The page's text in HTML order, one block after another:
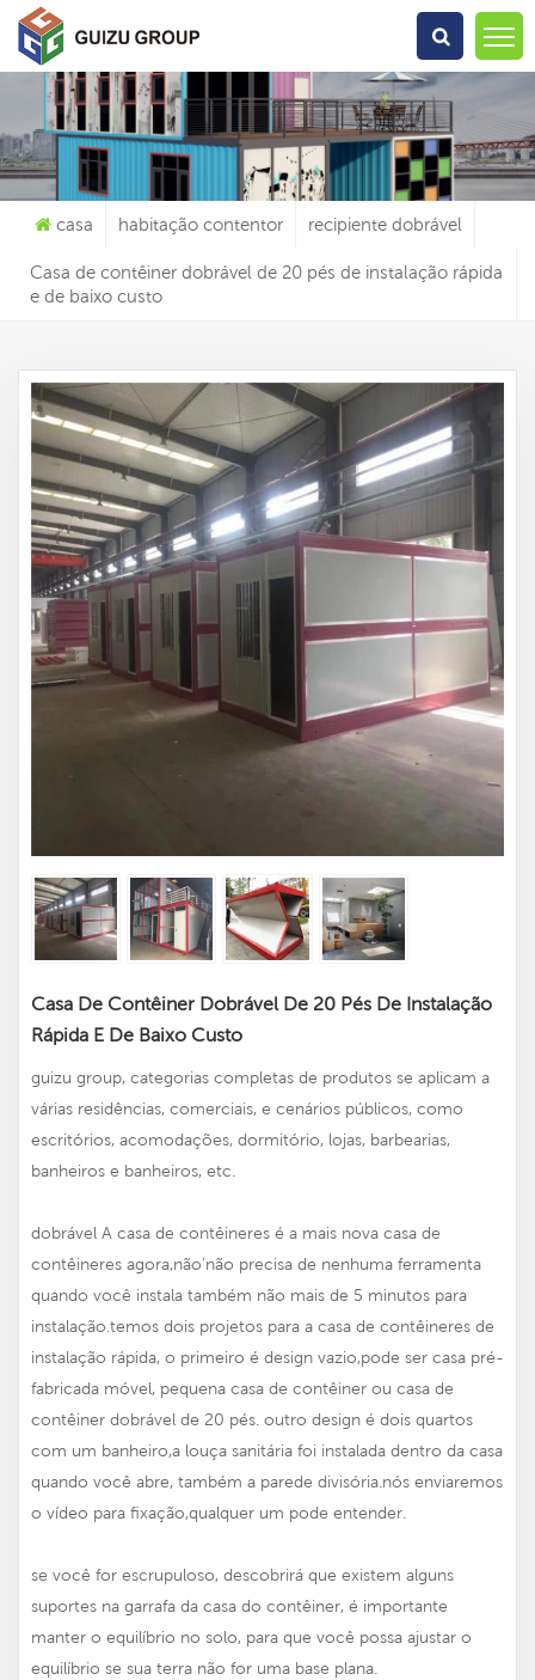
O Que Você Está Procurando?
casa habitação contentor recipiente dobrável
Casa de contêiner dobrável de 20 pés de instalação rápida
e de baixo custo
Casa De Contêiner Dobrável De 20 Pés De Instalação
Rápida E De Baixo Custo
guizu group, categorias completas de produtos se aplicam a
várias residências, comerciais, e cenários públicos, como
escritórios, acomodações, dormitório, lojas, barbearias,
banheiros e banheiros, etc.
dobrável A casa de contêineres é a mais nova casa de
contêineres agora,não'não precisa de nenhuma ferramenta
quando você instala também não mais de 5 minutos para
instalação.temos dois projetos para a casa de contêineres de
instalação rápida, o primeiro é design vazio,pode ser casa pré-
fabricada móvel, pequena casa de contêiner ou casa de
contêiner dobrável de 20 pés. outro design é dois quartos
com um banheiro,a louça sanitária foi instalada dentro da casa
quando você abre, também a parede divisória.nós enviaremos
o vídeo para fixação,qualquer um pode entender.
se você for escrupuloso, descobrirá que existem alguns
suportes na garrafa da casa do contêiner, é importante
manter o equilíbrio no solo, para que você possa ajustar o
equilíbrio se sua terra não for uma base plana.